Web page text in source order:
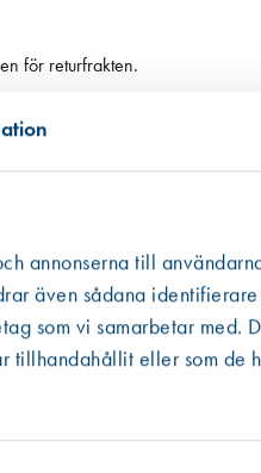
annonserna till
även sådana
som vi samarbetar med.
tillhandahållit eller som de
för returfrakten.
bekräftas av Leif Arvidsson
varan.
tillbaka till vårt lager och